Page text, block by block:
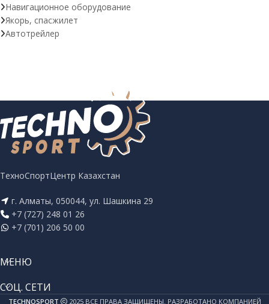
Навигационное оборудование
Якорь, спасжилет
Автотрейлер
ТехноСпортЦентр Казахстан
г. Алматы, 050044, ул. Шашкина 29
+7 (727) 248 01 26
+7 (701) 206 50 00
МЕНЮ
СОЦ. СЕТИ
TECHNOSPORT 2025 ВСЕ ПРАВА ЗАЩИЩЕНЫ. РАЗРАБОТАНО КОМПАНИЕЙ